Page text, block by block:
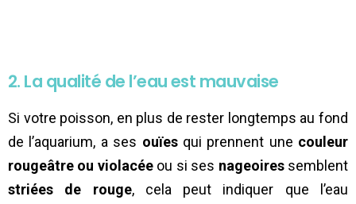
2. La qualité de l’eau est mauvaise
Si votre poisson, en plus de rester longtemps au fond
de l’aquarium, a ses ouïesqui prennent une couleur
rougeâtre ou violacéeou si ses nageoiressemblent
striées de rouge, cela peut indiquer que l’eau